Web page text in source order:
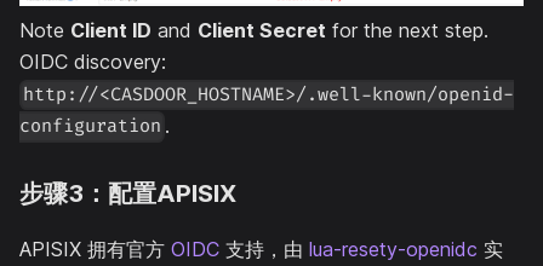
Note Client ID and Client Secret for the next step.
OIDC discovery:
http://<CASDOOR_HOSTNAME>/.well-known/openid-
configuration .
步骤3：配置APISIX
APISIX 拥有官方 OIDC 支持，由 lua-resety-openidc 实